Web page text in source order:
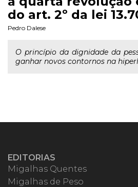
do art. 2º da lei
Pedro Dalese
O princípio da dignidade da
ganhar novos contornos na
EDITORIAS
Migalhas Quentes
Migalhas de Peso